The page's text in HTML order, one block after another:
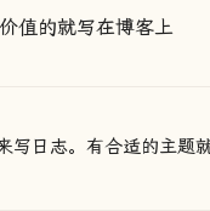
值的就写在博客上
写日志。有合适的主题就